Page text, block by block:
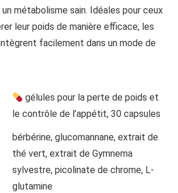
métabolisme sain. Idéales pour ceux
leur poids de manière efficace, les
facilement dans un mode de
gélules pour la perte de poids et
le contrôle de l’appétit, 30 capsules
bérbérine, glucomannane, extrait de
thé vert, extrait de Gymnema
sylvestre, picolinate de chrome, L-
glutamine